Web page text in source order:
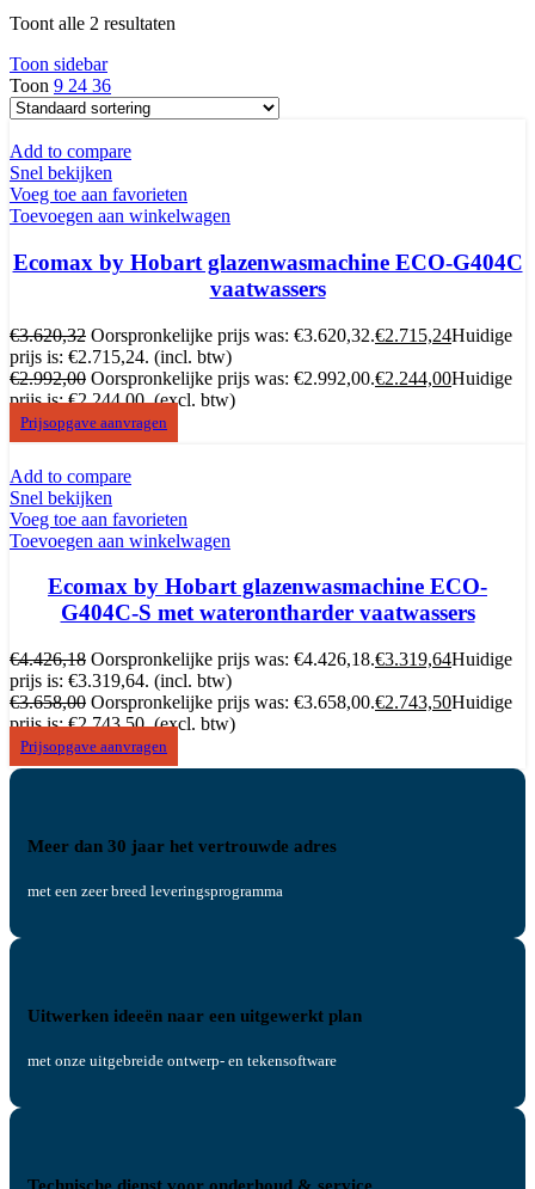
Toont alle 2 resultaten
Toon sidebar
Toon 9 24 36
Add to compare
Snel bekijken
Voeg toe aan favorieten
Toevoegen aan winkelwagen
Ecomax by Hobart glazenwasmachine ECO-G404C
vaatwassers
€3.620,32 Oorspronkelijke prijs was: €3.620,32.€2.715,24Huidige
prijs is: €2.715,24. (incl. btw)
€2.992,00 Oorspronkelijke prijs was: €2.992,00.€2.244,00Huidige
prijs is: €2.244,00. (excl. btw)
Prijsopgave aanvragen
Add to compare
Snel bekijken
Voeg toe aan favorieten
Toevoegen aan winkelwagen
Ecomax by Hobart glazenwasmachine ECO-
G404C-S met waterontharder vaatwassers
€4.426,18 Oorspronkelijke prijs was: €4.426,18.€3.319,64Huidige
prijs is: €3.319,64. (incl. btw)
€3.658,00 Oorspronkelijke prijs was: €3.658,00.€2.743,50Huidige
prijs is: €2.743,50. (excl. btw)
Prijsopgave aanvragen
Meer dan 30 jaar het vertrouwde adres
met een zeer breed leveringsprogramma
Uitwerken ideeën naar een uitgewerkt plan
met onze uitgebreide ontwerp- en tekensoftware